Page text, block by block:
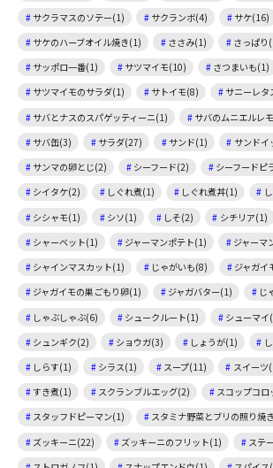
サクラマスのソテー(1)
サクランボ(4)
サケ(16)
サケのハーブオイル焼き(1)
ささみ(1)
さっぱり
サッポロ一番(1)
サツマイモ(10)
さつまいも(1)
サツマイモのサラダ(1)
サトイモ(8) サニーレタ
サバとナスのスパゲッティーニ(1)
サバのムニエルレ
サバ缶(3)
サラダ(27) サンド(1) サンドイ
サンマの卵とじ(2)
シーフード(2)
シーフードピ
シイタケ(2)
しぐれ煮(1) しぐれ煮丼(1)
シシャモ(1)
シソ(1) しそ(2) シチリア(1)
シャーベット(1)
ジャーマンポテト(1)
ジャーマ
シャインマスカット(1)
じゃがいも(8)
ジャガイ
ジャガイモの巣ごもり卵(1)
ジャガバター(1)
じ
しゃぶしゃぶ(6)
シュークルート(1) シューマイ
シュンギク(2)
ショウガ(3) しょうが(1)
しらす(1)
シラス(1) スープ(11) スイーツ
すき煮(1)
スクランブルエッグ(2) スコップコロ
スタッフドピーマン(1)
スタミナ野菜とブリの照り焼
ズッキーニ(22)
ズッキーニのフリット(1)
ステ